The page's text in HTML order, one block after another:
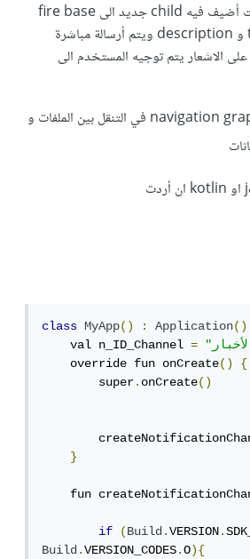
أشعار في كل وقت أضيف فيه child جديد الى fire base
الاشعار يتم توجيه المستخدم الى
ملاحظة : أنا أستخدم navigation graph في التنقل بين الملفات و
class MyApp() : Application()
    val n_ID_Channel
=
    override fun onCreate
()
{
        super
.onCreate()
}
fun
if (Build.VERSION.
Build.VERSION_CODES.O){